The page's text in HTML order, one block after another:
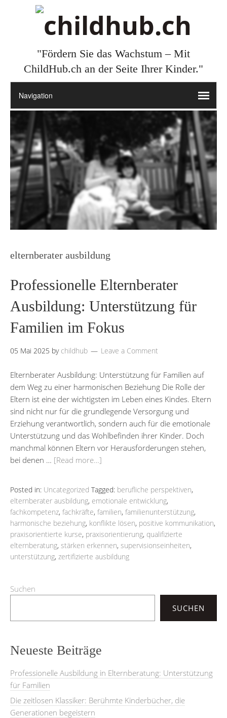
"Fördern Sie das Wachstum – Mit
ChildHub.ch an der Seite Ihrer Kinder."
elternberater ausbildung
Professionelle Elternberater
Ausbildung: Unterstützung für
Familien im Fokus
05 Mai 2025 by childhub Leave a Comment
Elternberater Ausbildung: Unterstützung für Familien auf
dem Weg zu einer harmonischen Beziehung Die Rolle der
Eltern ist eine der wichtigsten im Leben eines Kindes. Eltern
sind nicht nur für die grundlegende Versorgung und
Erziehung verantwortlich, sondern auch für die emotionale
Unterstützung und das Wohlbefinden ihrer Kinder. Doch
manchmal können Eltern vor Herausforderungen stehen,
bei denen … [Read more…]
Posted in: Uncategorized Tagged: berufliche perspektiven,
elternberater ausbildung, emotionale entwicklung,
fachkompetenz, fachkräfte, familien, familienunterstützung,
harmonische beziehung, konflikte lösen, positive kommunikation,
praxisorientierte kurse, praxisorientierung, qualifizierte
elternberatung, stärken erkennen, supervisionseinheiten,
unterstützung, zertifizierte ausbildung
Suchen
SUCHEN
Neueste Beiträge
Professionelle Ausbildung in Elternberatung: Unterstützung
für Familien
Die zeitlosen Klassiker: Berühmte Kinderbücher, die
Generationen begeistern